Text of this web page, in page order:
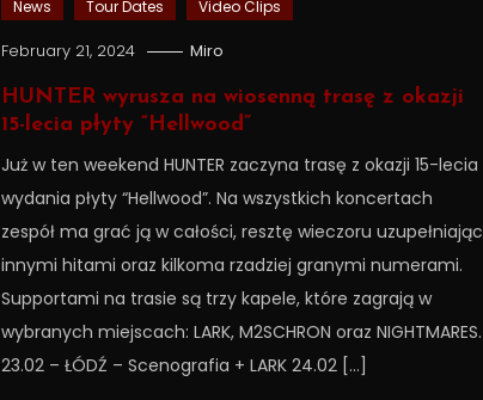
News Tour Dates Video Clips
February 21, 2024 Miro
HUNTER wyrusza na wiosenną trasę z okazji
15-lecia płyty “Hellwood”
Już w ten weekend HUNTER zaczyna trasę z okazji 15-lecia
wydania płyty “Hellwood”. Na wszystkich koncertach
zespół ma grać ją w całości, resztę wieczoru uzupełniając
innymi hitami oraz kilkoma rzadziej granymi numerami.
Supportami na trasie są trzy kapele, które zagrają w
wybranych miejscach: LARK, M2SCHRON oraz NIGHTMARES.
23.02 – ŁÓDŹ – Scenografia + LARK 24.02 […]